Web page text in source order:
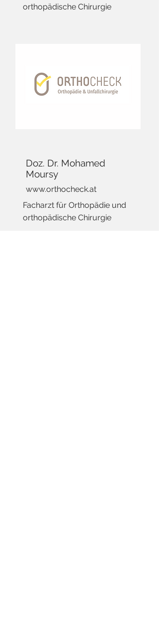
orthopädische Chirurgie
Doz. Dr. Mohamed
Moursy
www.orthocheck.at
Facharzt für Orthopädie und
orthopädische Chirurgie